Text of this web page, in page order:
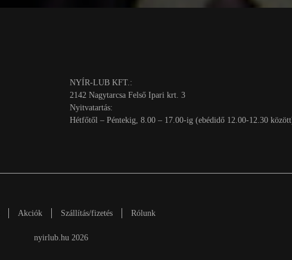
NYÍR-LUB KFT.:
2142 Nagytarcsa Felső Ipari krt. 3
Nyitvatartás:
Hétfőtől – Péntekig, 8.00 – 17.00-ig (ebédidő 12.00-12.30
Akciók Szállítás/fizetés Rólunk
nyirlub.hu 2026